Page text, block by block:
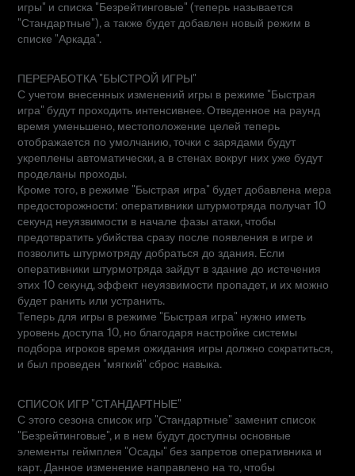
игры" и списка "Безрейтинговые" (теперь называется
"Стандартные"), а также будет добавлен новый режим в
списке "Аркада".
ПЕРЕРАБОТКА "БЫСТРОЙ ИГРЫ"
С учетом внесенных изменений игры в режиме "Быстрая
игра" будут проходить интенсивнее. Отведенное на раунд
время уменьшено, местоположение целей теперь
отображается по умолчанию, точки с зарядами будут
укреплены автоматически, а в стенах вокруг них уже будут
проделаны проходы.
Кроме того, в режиме "Быстрая игра" будет добавлена мера
предосторожности: оперативники штурмотряда получат 10
секунд неуязвимости в начале фазы атаки, чтобы
предотвратить убийства сразу после появления в игре и
позволить штурмотряду добраться до здания. Если
оперативники штурмотряда зайдут в здание до истечения
этих 10 секунд, эффект неуязвимости пропадет, и их можно
будет ранить или устранить.
Теперь для игры в режиме "Быстрая игра" нужно иметь
уровень доступа 10, но благодаря настройке системы
подбора игроков время ожидания игры должно сократиться,
и был проведен "мягкий" сброс навыка.
СПИСОК ИГР "СТАНДАРТНЫЕ"
С этого сезона список игр "Стандартные" заменит список
"Безрейтинговые", и в нем будут доступны основные
элементы геймплея "Осады" без запретов оперативника и
карт. Данное изменение направлено на то, чтобы